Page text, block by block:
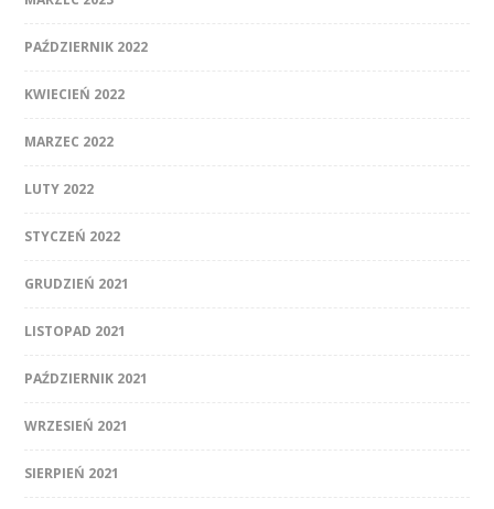
PAŹDZIERNIK 2022
KWIECIEŃ 2022
MARZEC 2022
LUTY 2022
STYCZEŃ 2022
GRUDZIEŃ 2021
LISTOPAD 2021
PAŹDZIERNIK 2021
WRZESIEŃ 2021
SIERPIEŃ 2021